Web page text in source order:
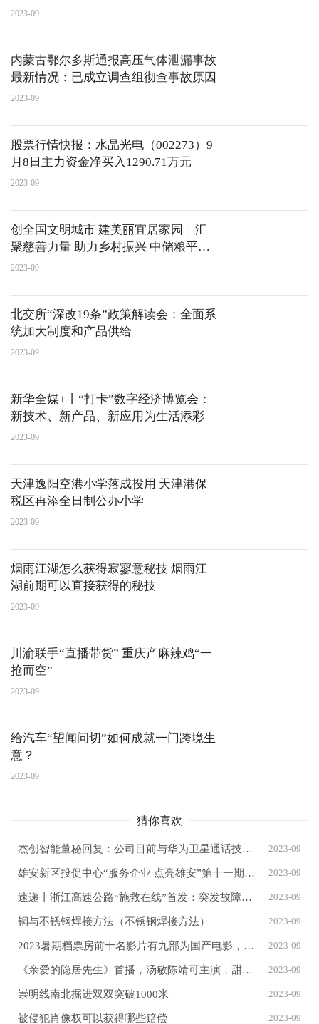
2023-09
内蒙古鄂尔多斯通报高压气体泄漏事故
最新情况：已成立调查组彻查事故原因
2023-09
股票行情快报：水晶光电（002273）9
月8日主力资金净买入1290.71万元
2023-09
​创全国文明城市 建美丽宜居家园｜汇
聚慈善力量 助力乡村振兴 中储粮平顶
山直属库踊跃为公益奉献爱心
2023-09
北交所“深改19条”政策解读会：全面系
统加大制度和产品供给
2023-09
新华全媒+丨“打卡”数字经济博览会：
新技术、新产品、新应用为生活添彩
2023-09
天津逸阳空港小学落成投用 天津港保
税区再添全日制公办小学
2023-09
烟雨江湖怎么获得寂寥意秘技 烟雨江
湖前期可以直接获得的秘技
2023-09
川渝联手“直播带货” 重庆产麻辣鸡“一
抢而空”
2023-09
给汽车“望闻问切”如何成就一门跨境生
意？
2023-09
猜你喜欢
杰创智能董秘回复：公司目前与华为卫星通话技术方面暂无合作 2023-09
雄安新区投促中心“服务企业 点亮雄安”第十一期主题观影活动举办 2023-09
速递丨浙江高速公路“施救在线”首发：突发故障一键求助、免费拖离 2023-09
铜与不锈钢焊接方法（不锈钢焊接方法） 2023-09
2023暑期档票房前十名影片有九部为国产电影，最强热力值选手揭晓 2023-09
《亲爱的隐居先生》首播，汤敏陈靖可主演，甜宠又爆笑，好看的剧 2023-09
崇明线南北掘进双双突破1000米 2023-09
被侵犯肖像权可以获得哪些赔偿 2023-09